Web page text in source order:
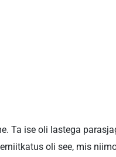
Ta ise oli lastega
oli see, mis